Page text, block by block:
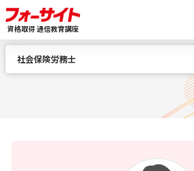
資格取得 通信教育講座
社会保険労務士